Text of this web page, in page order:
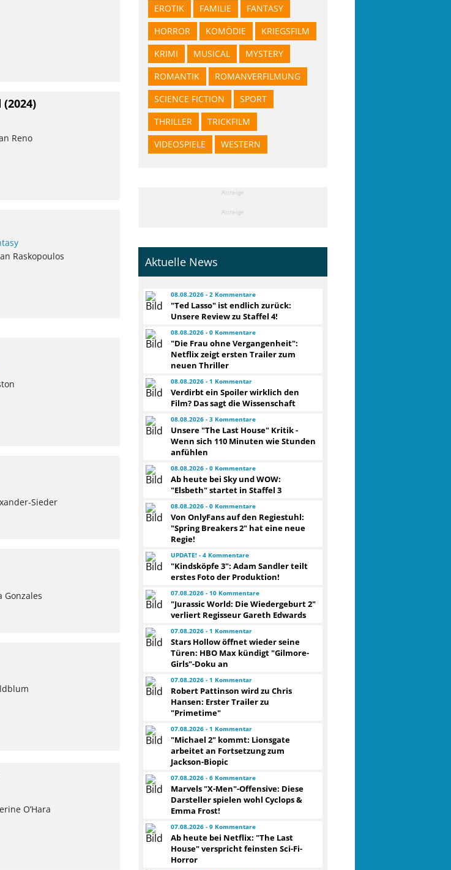
(2024)
Reno
Raskopoulos
Sieder
Gonzales
O’Hara
EROTIK
FAMILIE
FANTASY
HORROR
KOMÖDIE
KRIEGSFILM
KRIMI
MUSICAL
MYSTERY
ROMANTIK
ROMANVERFILMUNG
SCIENCE FICTION
SPORT
THRILLER
TRICKFILM
VIDEOSPIELE
WESTERN
Anzeige
Anzeige
Aktuelle News
08.08.2026 - 2 Kommentare
"Ted Lasso" ist endlich zurück:
Unsere Review zu Staffel 4!
08.08.2026 - 0 Kommentare
"Die Frau ohne Vergangenheit":
Netflix zeigt ersten Trailer zum
neuen Thriller
08.08.2026 - 1 Kommentar
Verdirbt ein Spoiler wirklich den
Film? Das sagt die Wissenschaft
08.08.2026 - 3 Kommentare
Unsere "The Last House" Kritik -
Wenn sich 110 Minuten wie Stunden
anfühlen
08.08.2026 - 0 Kommentare
Ab heute bei Sky und WOW:
"Elsbeth" startet in Staffel 3
08.08.2026 - 0 Kommentare
Von OnlyFans auf den Regiestuhl:
"Spring Breakers 2" hat eine neue
Regie!
UPDATE! - 4 Kommentare
"Kindsköpfe 3": Adam Sandler teilt
erstes Foto der Produktion!
07.08.2026 - 10 Kommentare
"Jurassic World: Die Wiedergeburt 2"
verliert Regisseur Gareth Edwards
07.08.2026 - 1 Kommentar
Stars Hollow öffnet wieder seine
Türen: HBO Max kündigt "Gilmore-
Girls"-Doku an
07.08.2026 - 1 Kommentar
Robert Pattinson wird zu Chris
Hansen: Erster Trailer zu
"Primetime"
07.08.2026 - 1 Kommentar
"Michael 2" kommt: Lionsgate
arbeitet an Fortsetzung zum
Jackson-Biopic
07.08.2026 - 6 Kommentare
Marvels "X-Men"-Offensive: Diese
Darsteller spielen wohl Cyclops &
Emma Frost!
07.08.2026 - 9 Kommentare
Ab heute bei Netflix: "The Last
House" verspricht feinsten Sci-Fi-
Horror